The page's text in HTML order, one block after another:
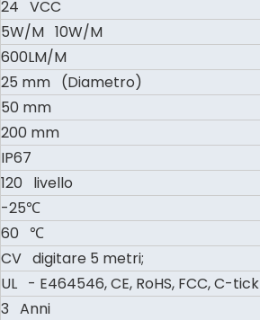
24 VCC
5W/M 10W/M
600LM/M
25 mm (Diametro)
50 mm
200 mm
IP67
120 livello
-25℃
60 ℃
CV digitare 5 metri;
UL - E464546, CE, RoHS, FCC, C-tick
3 Anni